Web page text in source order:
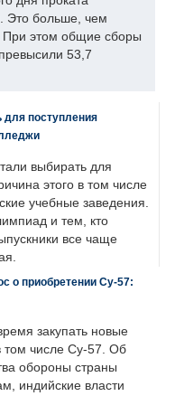
Это больше, чем
При этом общие сборы
53,7
для поступления
выбирать для
этого в том числе
учебные заведения.
и тем, кто
все чаще
о приобретении Су-57:
закупать новые
том числе Су-57. Об
обороны страны
индийские власти